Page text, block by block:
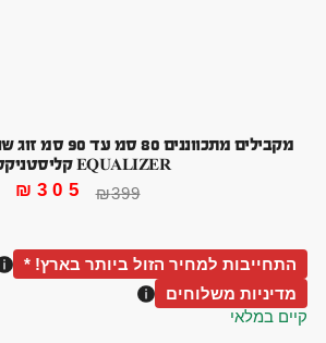
מקבילים
EQUALIZER קליסטניקס
₪399
₪ 305
התחייבות למחיר הזול ביותר בארץ! *
מדיניות משלוחים
קיים במלאי